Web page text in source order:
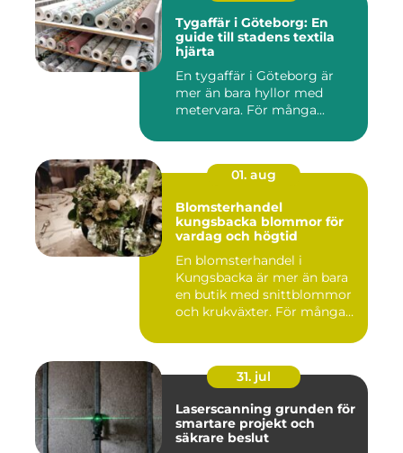
Tygaffär i Göteborg: En
guide till stadens textila
hjärta
En tygaffär i Göteborg är
mer än bara hyllor med
metervara. För många...
01. aug
Blomsterhandel
kungsbacka blommor för
vardag och högtid
En blomsterhandel i
Kungsbacka är mer än bara
en butik med snittblommor
och krukväxter. För många
31. jul
Laserscanning grunden för
smartare projekt och
säkrare beslut